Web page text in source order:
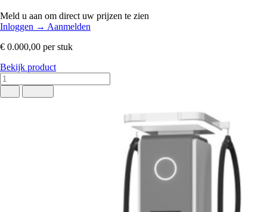
Meld u aan om direct uw prijzen te zien
Inloggen → Aanmelden
€ 0.000,00 per stuk
Bekijk product